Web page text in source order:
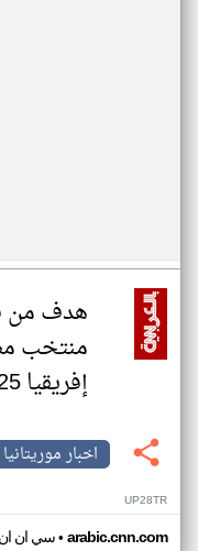
هدف من
منتخب
إفريقيا 2025
اخبار موريتانيا
UP28TR
سي ان• arabic.cnn.com